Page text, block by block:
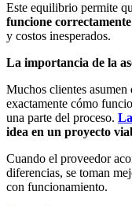
Este equilibrio permite
funcione
y costos inesperados.
La importancia de la
Muchos clientes
exactamente cómo
una parte del proceso.
idea en un proyecto
Cuando el proveedor
diferencias, se toman
con funcionamiento.